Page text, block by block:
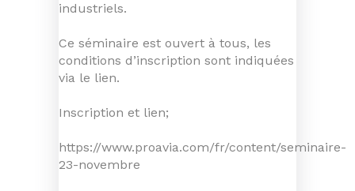
industriels.
Ce séminaire est ouvert à tous, les
conditions d’inscription sont indiquées
via le lien.
Inscription et lien;
https://www.proavia.com/fr/content/seminaire-
23-novembre